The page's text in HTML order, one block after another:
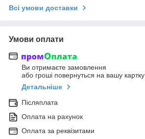
Всі умови доставки
Умови оплати
Ви отримаєте замовлення
або гроші повернуться на вашу картку
Детальніше
Післяплата
Оплата на рахунок
Оплата за реквізитами